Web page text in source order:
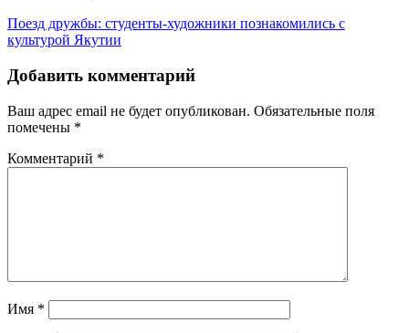
Поезд дружбы: студенты-художники познакомились с
культурой Якутии
Добавить комментарий
Ваш адрес email не будет опубликован. Обязательные поля
помечены *
Комментарий *
Имя *